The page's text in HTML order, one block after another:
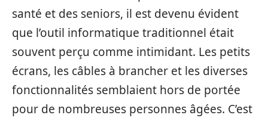
santé et des seniors, il est devenu évident
que l’outil informatique traditionnel était
souvent perçu comme intimidant. Les petits
écrans, les câbles à brancher et les diverses
fonctionnalités semblaient hors de portée
pour de nombreuses personnes âgées. C’est